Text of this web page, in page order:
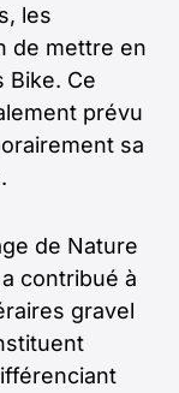
les
de mettre en
Bike. Ce
prévu
sa
de Nature
contribué à
gravel